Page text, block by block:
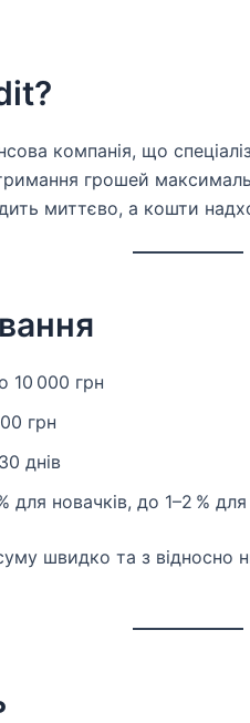
компанія, що
грошей
миттєво, а кошти
10 000 грн
грн
днів
для новачків, до 1–2 % для
швидко та з